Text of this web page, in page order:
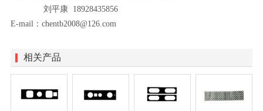
刘平康 18928435856
E-mail：chentb2008@126.com
相关产品